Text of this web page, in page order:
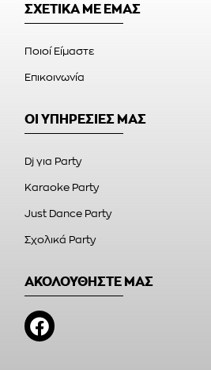
ΣΧΕΤΙΚΑ ΜΕ ΕΜΑΣ
Ποιοί Είμαστε
Επικοινωνία
ΟΙ ΥΠΗΡΕΣΙΕΣ ΜΑΣ
Dj για Party
Karaoke Party
Just Dance Party
Σχολικά Party
ΑΚΟΛΟΥΘΗΣΤΕ ΜΑΣ